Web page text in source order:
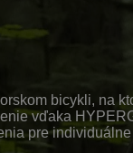
bicykli, na
vďaka
pre